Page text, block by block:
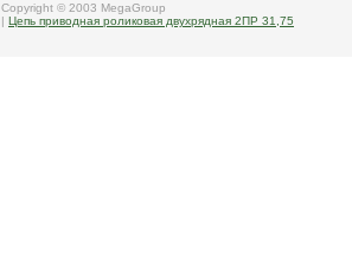
Copyright © 2003 MegaGroup
| Цепь приводная роликовая двухрядная 2ПР 31,75